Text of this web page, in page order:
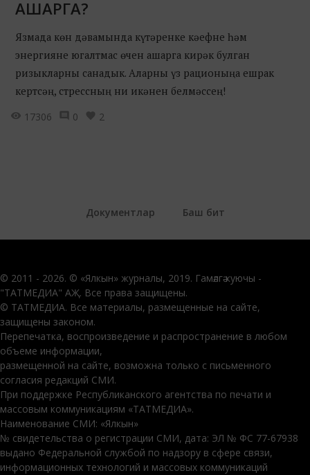
АШАРГА?
Язмада көн дәвамында күтәренке кәефне һәм
энергияне югалтмас өчен ашарга кирәк булган
ризыкларны санадык. Аларны үз рационыңа ешрак
кертсәң, стрессның ни икәнен белмәссең!
17306
0 2
Документлар Баш бит
© 2011 - 2026. © «Ялкын» журналы, 2019. Гамәлгә куючы -
"ТАТМЕДИА" АҖ. Все права защищены.
© ТАТМЕДИА. Все материалы, размещенные на сайте,
защищены законом.
Перепечатка, воспроизведение и распространение в любом
объеме информации,
размещенной на сайте, возможна только с письменного
согласия редакций СМИ.
При поддержке Республиканского агентства по печати и
массовым коммуникациям «ТАТМЕДИА».
Наименование СМИ: «Ялкын»
№ свидетельства о регистрации СМИ, дата: ЭЛ № ФС 77-67938
выдано Федеральной службой по надзору в сфере связи,
информационных технологий и массовых коммуникаций